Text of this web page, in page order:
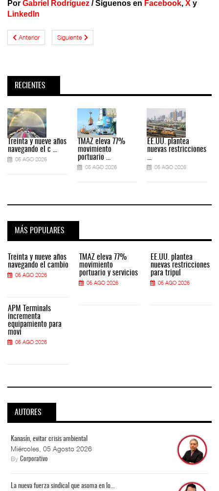
Por Gabriel Rodríguez /Síguenos en Facebook, X y
LinkedIn
Anterior Siguiente
RECIENTES
Treinta y nueve años
navegando el c ...
05 AGO 2026
TMAZ eleva 77%
movimiento
portuario ...
05 AGO 2026
EE.UU. plantea
nuevas restricciones
05 AGO 2026
MÁS POPULARES
Treinta y nueve años
navegando el cambio
05 AGO 2026
APM Terminals
incrementa
equipamiento para
movi
05 AGO 2026
TMAZ eleva 77%
movimiento
portuario y servicios
05 AGO 2026
EE.UU. plantea
nuevas restricciones
para tripul
05 AGO 2026
AUTORES
Kanasín, evitar crisis ambiental
Miércoles, 05 Agosto 2026
By Corporativo
La nueva fuerza sindical que asoma en lo...